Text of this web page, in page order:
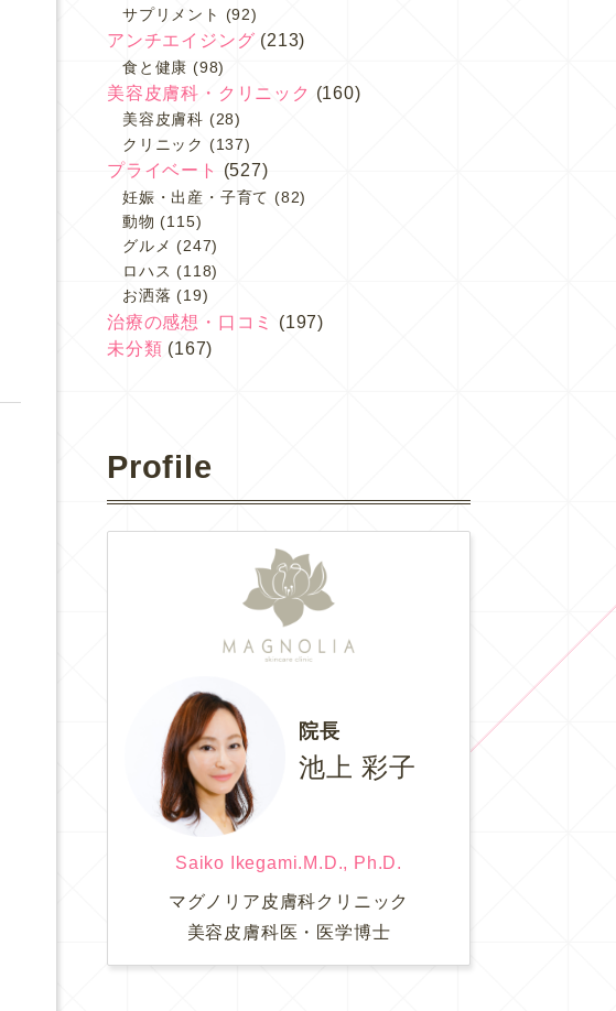
サプリメント
(92)
アンチエイジング (213)
食と健康 (98)
美容皮膚科・クリニック (160)
美容皮膚科 (28)
クリニック (137)
プライベート (527)
妊娠・出産・子育て (82)
動物 (115)
グルメ (247)
ロハス (118)
お洒落 (19)
治療の感想・口コミ
(197)
未分類 (167)
Profile
院長
池上 彩子
Saiko Ikegami.M.D., Ph.D.
マグノリア皮膚科クリニック
美容皮膚科医・医学博士